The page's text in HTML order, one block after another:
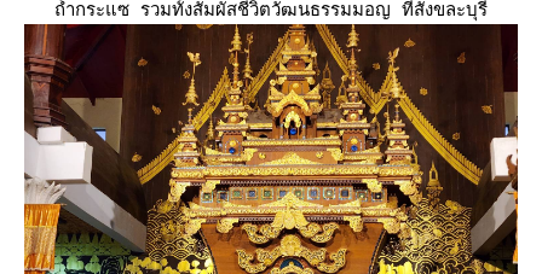
ถ้ำกระแซ รวมทั้งสัมผัสชีวิตวัฒนธรรมมอญ ที่สังขละบุรี